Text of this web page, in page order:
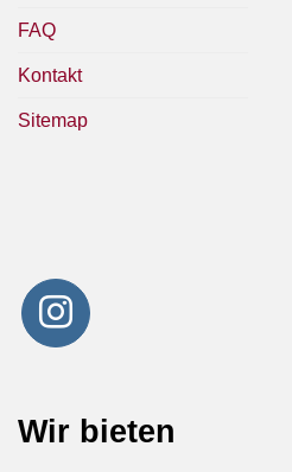
FAQ
Kontakt
Sitemap
Wir bieten